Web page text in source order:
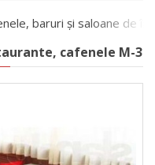
baruri și saloane de
cafenele M-3